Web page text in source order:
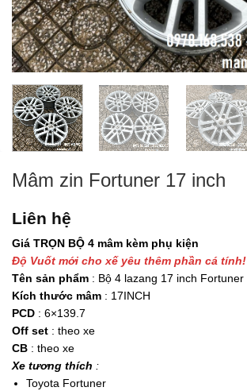
Mâm zin Fortuner 17 inch
Liên hệ
Giá TRỌN BỘ 4 mâm kèm phụ kiện
Độ Vuốt mới cho xế yêu thêm phần cá tính!
Tên sản phẩm : Bộ 4 lazang 17 inch Fortuner
Kích thước mâm : 17INCH
PCD : 6×139.7
Off set : theo xe
CB : theo xe
Xe tương thích :
Toyota Fortuner